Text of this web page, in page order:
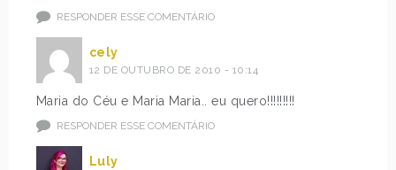
RESPONDER ESSE COMENTÁRIO
cely
12 DE OUTUBRO DE 2010 - 10:14
Maria do Céu e Maria Maria.. eu quero!!!!!!!!!
RESPONDER ESSE COMENTÁRIO
Luly